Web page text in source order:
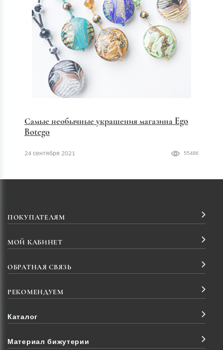
Самые необычные украшения магазина Ego
Botego
24 сентября 2021 55486
ПОКУПАТЕЛЯМ
МОЙ КАБИНЕТ
ОБРАТНАЯ СВЯЗЬ
РЕКОМЕНДУЕМ
Каталог
Материал бижутерии